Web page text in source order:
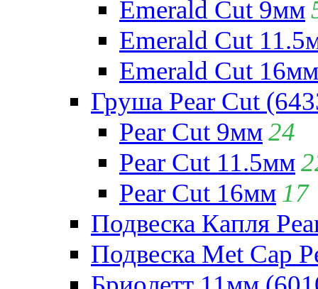
Emerald Cut 9мм
Emerald Cut
Emerald Cut 16мм
Груша Pear Cut
Pear Cut 9мм24
Pear Cut 11.5мм
Pear Cut 16мм 17
Подвеска Капля
Подвеска Met Cap